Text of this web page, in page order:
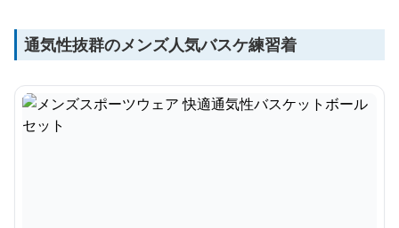
通気性抜群のメンズ人気バスケ練習着